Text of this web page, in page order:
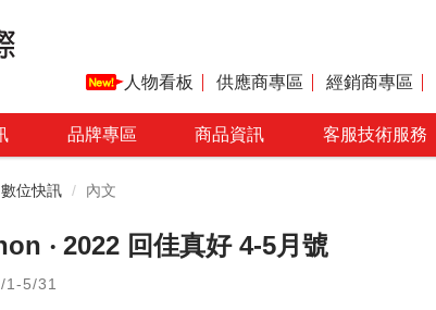
人物看板 供應商專區 經銷商專區
品牌專區 商品資訊 客服技術服務
數位快訊 內文
‧ 2022 回佳真好 4-5月號
1-5/31